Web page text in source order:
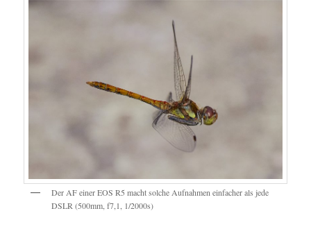
Der AF einer EOS R5 macht solche Aufnahmen einfacher als jede
DSLR (500mm, f7,1, 1/2000s)